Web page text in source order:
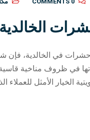
الخالدية
في الخالدية، فإن
في ظروف مناخية
الخيار الأمثل